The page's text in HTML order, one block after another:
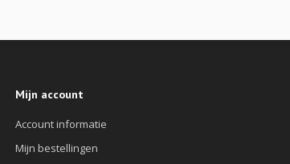
Mijn account
Account informatie
Mijn bestellingen